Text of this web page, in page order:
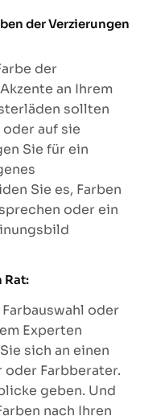
der Verzierungen
der
an Ihrem
sollten
auf sie
Sie für ein
Sie es, Farben
oder ein
Rat:
oder
Experten
sich an einen
Farbberater.
geben. Und
nach Ihren